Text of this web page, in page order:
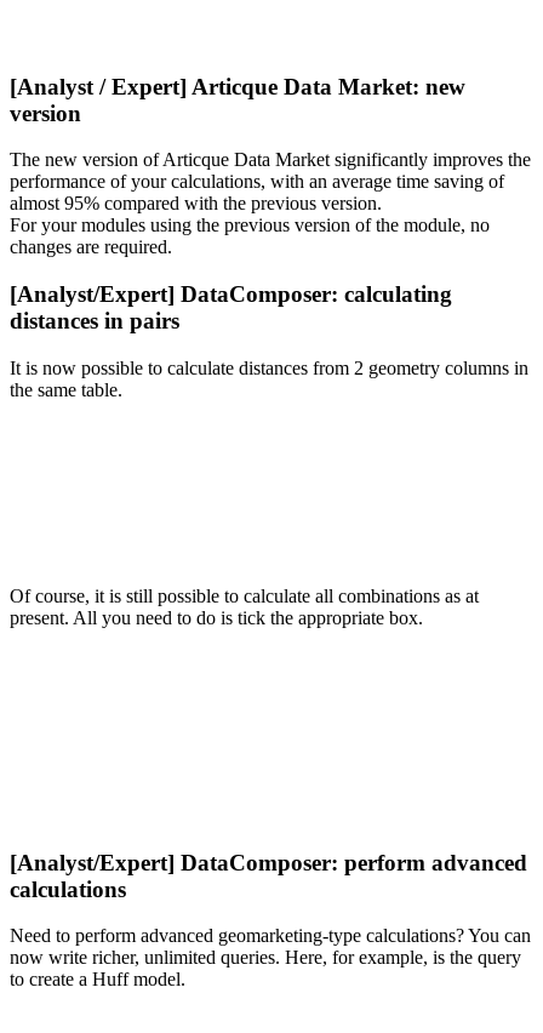
[Analyst / Expert] Articque Data Market: new
version
The new version of Articque Data Market significantly improves the
performance of your calculations, with an average time saving of
almost 95% compared with the previous version.
For your modules using the previous version of the module, no
changes are required.
[Analyst/Expert] DataComposer: calculating
distances in pairs
It is now possible to calculate distances from 2 geometry columns in
the same table.
Of course, it is still possible to calculate all combinations as at
present. All you need to do is tick the appropriate box.
[Analyst/Expert] DataComposer: perform advanced
calculations
Need to perform advanced geomarketing-type calculations? You can
now write richer, unlimited queries. Here, for example, is the query
to create a Huff model.